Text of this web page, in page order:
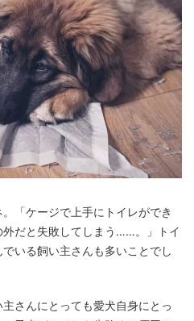
「ケージで上手にトイレができ
外だと失敗してしまう……。」トイ
いる飼い主さんも多いことでし
さんにとっても愛犬自身にとっ